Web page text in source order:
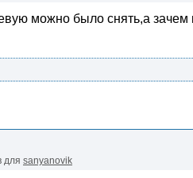
можно было снять,а зачем
для sanyanovik